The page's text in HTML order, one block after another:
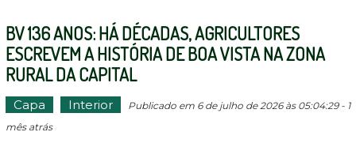
BV 136 ANOS: HÁ DÉCADAS, AGRICULTORES
ESCREVEM A HISTÓRIA DE BOA VISTA NA ZONA
RURAL DA CAPITAL
Capa Interior
Publicado em 6 de julho de 2026 às 05:04:29 - 1
mês atrás